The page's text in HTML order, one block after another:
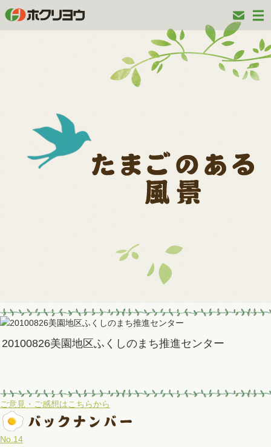
20100826美園地区ふくしのまち推進センター
ご意見・ご感想はこちらから
No.14